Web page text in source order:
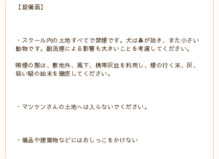
【設備面】
・スクール内の土地すべてで禁煙です。犬は鼻が効き、また小さい
動物です。副流煙による影響も大きいことを考慮してください。
喫煙の際は、敷地外、風下、携帯灰皿を利用し、煙の行く末、灰、
吸い殻の始末を徹底してください。
・マツケンさんの土地へは入らないでください。
・備品や建築物などにはおしっこをかけない